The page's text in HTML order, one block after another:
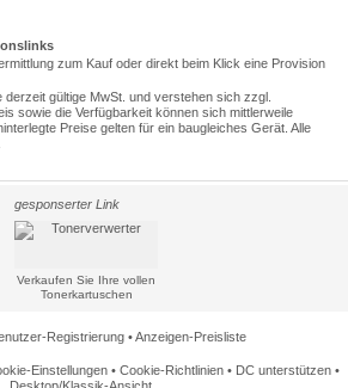
zum Kauf oder direkt beim Klick eine Provision
derzeit gültige MwSt. und verstehen sich zzgl.
sowie die Verfügbarkeit können sich mittlerweile
Preise gelten für ein baugleiches Gerät. Alle
gesponserter Link
Verkaufen Sie Ihre vollen
Tonerkartuschen
Registrierung•Anzeigen-Preisliste
Einstellungen• Cookie-Richtlinien• DC unterstützen•